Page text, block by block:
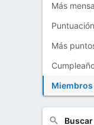
Más
Más